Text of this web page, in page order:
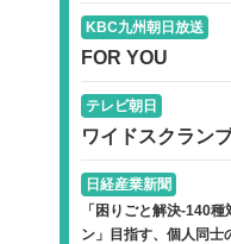
KBC九州朝日放送
FOR YOU
テレビ朝日
ワイドスクラン
日経産業新聞
「困りごと解決-140
ン」目指す、個人同士